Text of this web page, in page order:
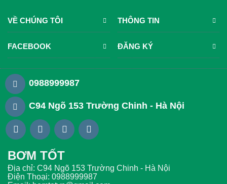
VỀ CHÚNG TÔI THÔNG TIN
FACEBOOK ĐĂNG KÝ
0988999987
C94 Ngõ 153 Trường Chinh - Hà Nội
BƠM TỐT
Địa chỉ: C94 Ngõ 153 Trường Chinh - Hà Nội
Điện Thoại: 0988999987